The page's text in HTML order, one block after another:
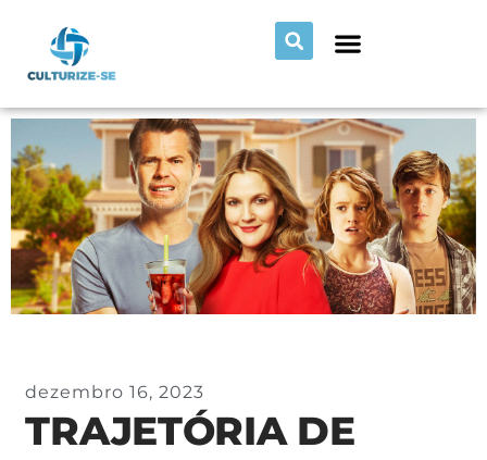
dezembro 16, 2023
TRAJETÓRIA DE